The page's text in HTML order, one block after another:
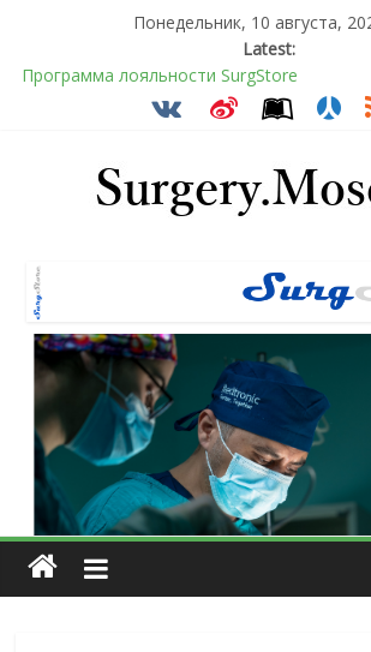
Понедельник, 10 августа,
Latest:
Программа лояльности SurgStore
Подсознательное желанием быть
Барбированные нити в хирургии:
преимущества технологии